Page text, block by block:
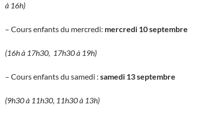
à 16h)
– Cours enfants du mercredi: mercredi 10 septembre
(16h à 17h30, 17h30 à 19h)
– Cours enfants du samedi : samedi 13 septembre
(9h30 à 11h30, 11h30 à 13h)